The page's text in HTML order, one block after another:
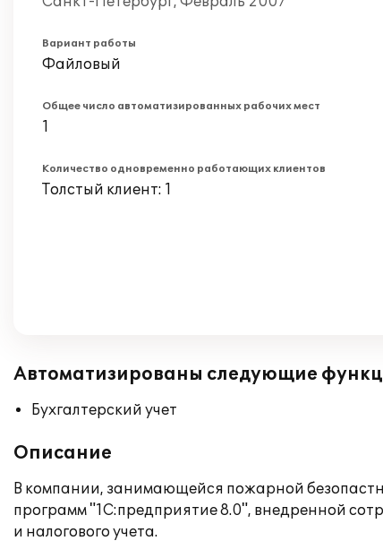
Вариант работы
Файловый
Общее число автоматизированных рабочих мест
1
Количество одновременно работающих клиентов
Толстый клиент: 1
Автоматизированы следующие
Бухгалтерский учет
Описание
В компании, занимающейся пожарной
программ "1С:предприятие 8.0", внедренной
и налогового учета.